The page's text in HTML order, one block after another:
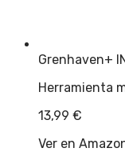
Grenhaven+
Herramienta
13,99 €
Ver en